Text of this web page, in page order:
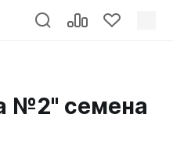
№2" семена